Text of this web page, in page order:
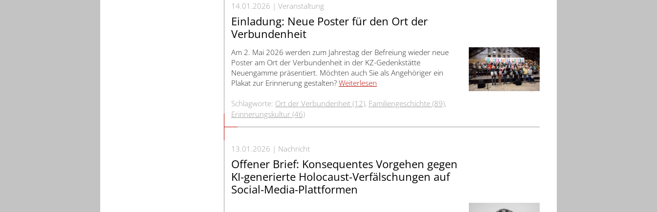
14.01.2026 Veranstaltung
Einladung: Neue Poster für den Ort der
Verbundenheit
Am 2. Mai 2026 werden zum Jahrestag der Befreiung wieder neue
Poster am Ort der Verbundenheit in der KZ-Gedenkstätte
Neuengamme präsentiert. Möchten auch Sie als Angehöriger ein
Plakat zur Erinnerung gestalten? Weiterlesen
Schlagworte: Ort der Verbundenheit (12), Familiengeschichte (89),
Erinnerungskultur (46)
13.01.2026 Nachricht
Offener Brief: Konsequentes Vorgehen gegen
KI-generierte Holocaust-Verfälschungen auf
Social-Media-Plattformen